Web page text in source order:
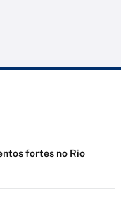
fortes no Rio